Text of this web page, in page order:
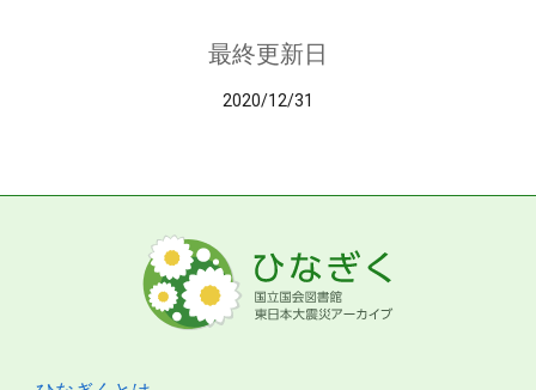
最終更新日
2020/12/31